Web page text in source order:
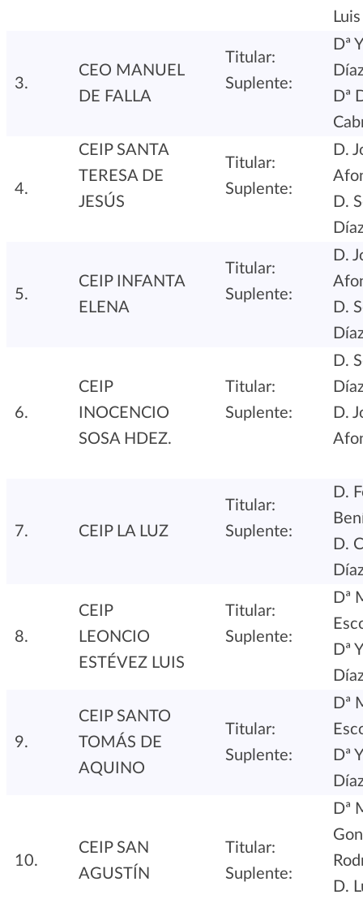
Luis
3.
CEO MANUEL
DE FALLA
Titular:
Suplente:
Dª
Dª
4.
CEIP SANTA
TERESA DE
JESÚS
Titular:
Suplente:
D.
D.
5.
CEIP INFANTA
ELENA
Titular:
Suplente:
D.
D.
6.
CEIP
INOCENCIO
SOSA HDEZ.
Titular:
Suplente:
D.
D.
7. CEIP LA LUZ
Titular:
Suplente:
D.
D.
8.
CEIP
LEONCIO
ESTÉVEZ LUIS
Titular:
Suplente:
Dª
Dª
9.
CEIP SANTO
TOMÁS DE
AQUINO
Titular:
Suplente:
Dª
Dª
10.
CEIP SAN
AGUSTÍN
Titular:
Suplente:
Dª
D.